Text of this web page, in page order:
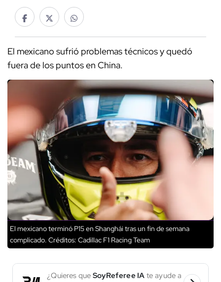
El mexicano sufrió problemas técnicos y quedó
fuera de los puntos en China.
El mexicano terminó P15 en Shanghái tras un fin de semana
complicado. Créditos: Cadillac F1 Racing Team
¿Quieres que SoyReferee IA te ayude a